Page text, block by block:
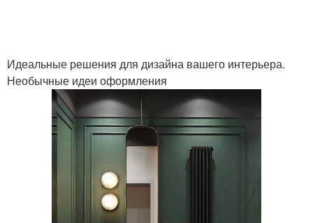
Идеальные решения для дизайна вашего интерьера.
Необычные идеи оформления